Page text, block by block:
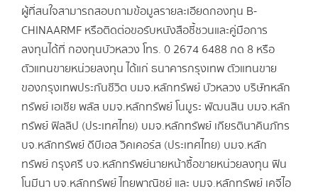
ผู้ที่สนใจสามารถสอบถามข้อมูลรายละเอียดกองทุน B-
CHINAARMF หรือติดต่อขอรับหนังสือชี้ชวนและคู่มือการ
ลงทุนได้ที่ กองทุนบัวหลวง โทร. 0 2674 6488 กด 8 หรือ
ตัวแทนขายหน่วยลงทุน ได้แก่ ธนาคารกรุงเทพ ตัวแทนขาย
ของกรุงเทพประกันชีวิต บมจ.หลักทรัพย์ บัวหลวง บริษัทหลัก
ทรัพย์ เอเชีย พลัส บมจ.หลักทรัพย์ โนมูระ พัฒนสิน บมจ.หลัก
ทรัพย์ ฟิลลิป (ประเทศไทย) บมจ.หลักทรัพย์ เกียรตินาคินภัทร
บจ.หลักทรัพย์ ดีบีเอส วิคเคอร์ส (ประเทศไทย) บมจ.หลัก
ทรัพย์ กรุงศรี บจ.หลักทรัพย์นายหน้าซื้อขายหน่วยลงทุน ฟิน
โนมีนา บจ.หลักทรัพย์ ไทยพาณิชย์ และ บมจ.หลักทรัพย์ เคจีไอ